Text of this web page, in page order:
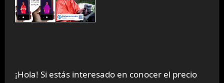
¡Hola! Si estás interesado en conocer el precio